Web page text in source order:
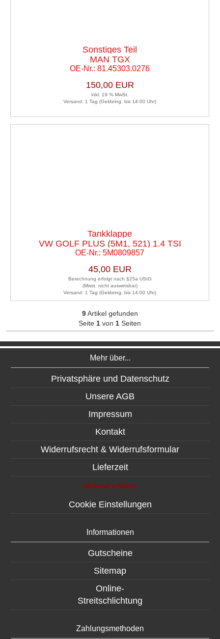
Sonstiges Teil
MAN TGX
OE-Nr.: 81.45303.0276
150,00 EUR
inkl. 19 % MwSt.
Versand: 1 Tag (Geldeing. bis 14:00 Uhr)
Tankklappe
VW GOLF PLUS (5M1, 521) 1.4 TSI
OE-Nr.: 5M0809857
45,00 EUR
Berechnung erfolgt nach §25a UStG
(Mwst. nicht ausweisbar)
Versand: 1 Tag (Geldeing. bis 14:00 Uhr)
9Artikel gefunden
Seite 1 von 1 Seiten
Mehr über...
Privatsphäre und Datenschutz
Unsere AGB
Impressum
Kontakt
Widerrufsrecht & Widerrufsformular
Lieferzeit
Widerruf erklären
Cookie Einstellungen
Informationen
Gutscheine
Sitemap
Online-
Streitschlichtung
Zahlungsmethoden